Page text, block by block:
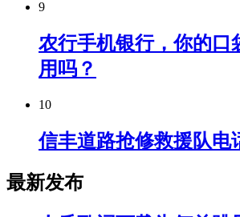
9
农行手机银行，你的口
用吗？
10
信丰道路抢修救援队电
最新发布